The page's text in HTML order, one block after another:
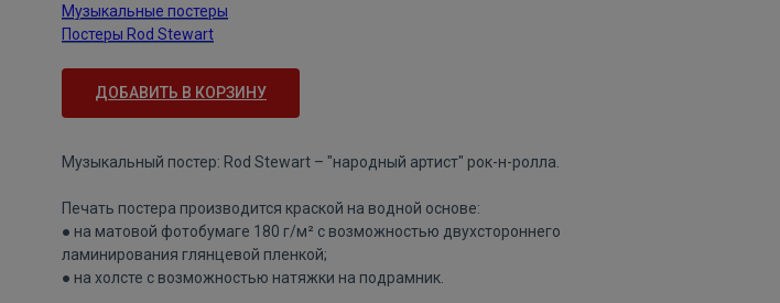
Музыкальные постеры
Постеры Rod Stewart
ДОБАВИТЬ В КОРЗИНУ
Музыкальный постер: Rod Stewart – "народный артист" рок-н-ролла.
Печать постера производится краской на водной основе:
● на матовой фотобумаге 180 г/м² с возможностью двухстороннего
ламинирования глянцевой пленкой;
● на холсте с возможностью натяжки на подрамник.